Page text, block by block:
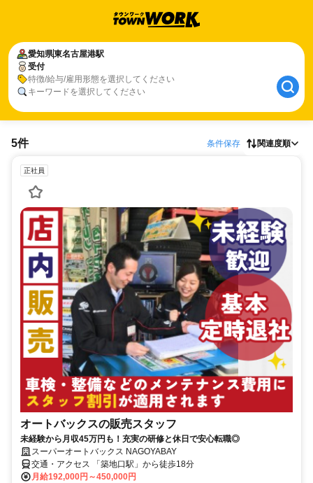
愛知県東名古屋港駅
受付
特徴/給与/雇用形態を選択してください
キーワードを選択してください
5件 条件保存 関連度順
正社員
オートバックスの販売スタッフ
未経験から月収45万円も！充実の研修と休日で安心転職◎
スーパーオートバックス NAGOYABAY
交通・アクセス 「築地口駅」から徒歩18分
月給192,000円～450,000円